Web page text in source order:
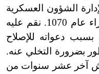
الشؤون العسكرية
عام 1069، ثم أصبح رئيساً للوزراء عام 1070. نقم عليه
بسبب دعواته للإصلاح
بضرورة التخلي عنه.
عام 1076، وعاش آخر عشر سنوات من